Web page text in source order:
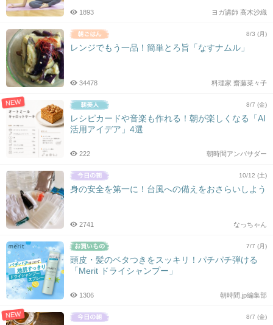
ヨガ講師 高木沙織
1893
8/3 (月)
レンジでもう一品！簡単とろ旨「なすナムル」
料理家 齋藤菜々子
34478
NEW 8/7 (金)
レシピカードや音楽も作れる！朝が楽しくなる「AI
活用アイデア」4選
朝時間アンバサダー
222
10/12 (土)
身の安全を第一に！台風への備えをおさらいしよう
なっちゃん
2741
7/7 (月)
頭皮・髪のベタつきをスッキリ！パチパチ弾ける
「Merit ドライシャンプー」
朝時間.jp編集部
1306
NEW 8/7 (金)